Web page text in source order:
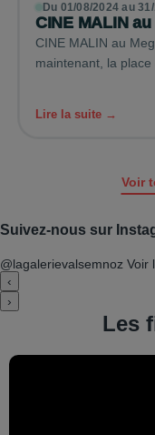
Du 01/08/2024 au
CINE MALIN
CINE MALIN au
maintenant, la
Lire la suite →
Voir
Suivez-nous sur
@lagalerievalsemnoz Voir
‹
›
Les